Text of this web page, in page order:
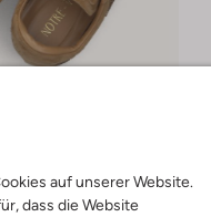
auf unserer Website.
dass die Website